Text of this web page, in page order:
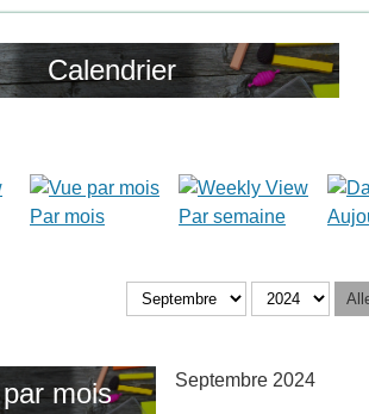
Calendrier
Par mois Par semaine
mois Septembre 2024